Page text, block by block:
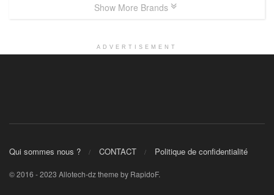
Show More Brands
ADVERTISEMENT
Qui sommes nous ? CONTACT Politique de confidentialité
© 2016 - 2023 Allotech-dz theme by RapidoF.